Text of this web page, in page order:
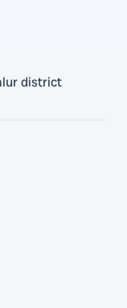
district